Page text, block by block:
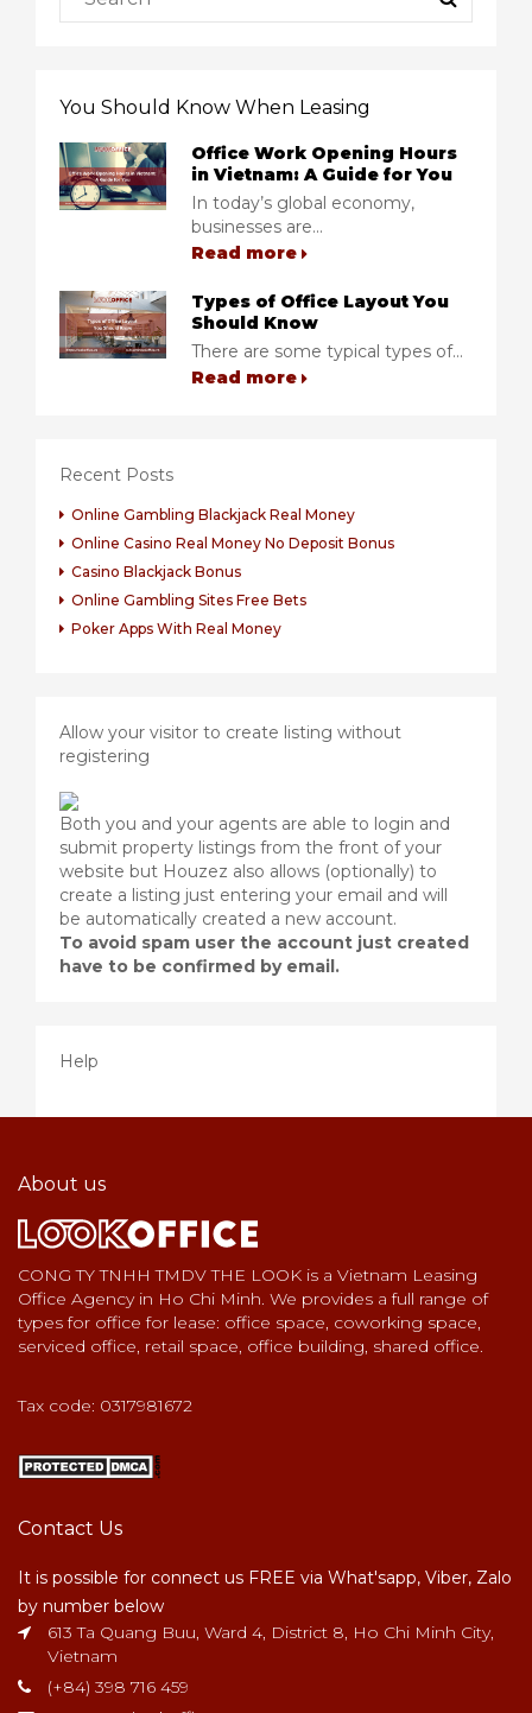
You Should Know When Leasing
Office Work Opening Hours
in Vietnam: A Guide for You
In today’s global economy,
businesses are...
Read more
Types of Office Layout You
Should Know
There are some typical types of...
Read more
Recent Posts
Online Gambling Blackjack Real Money
Online Casino Real Money No Deposit Bonus
Casino Blackjack Bonus
Online Gambling Sites Free Bets
Poker Apps With Real Money
Allow your visitor to create listing without
registering
Both you and your agents are able to login and
submit property listings from the front of your
website but Houzez also allows (optionally) to
create a listing just entering your email and will
be automatically created a new account.
To avoid spam user the account just created
have to be confirmed by email.
Help
About us
CONG TY TNHH TMDV THE LOOK is a Vietnam Leasing
Office Agency in Ho Chi Minh. We provides a full range of
types for office for lease: office space, coworking space,
serviced office, retail space, office building, shared office.
Tax code: 0317981672
Contact Us
It is possible for connect us FREE via What'sapp, Viber, Zalo
by number below
613 Ta Quang Buu, Ward 4, District 8, Ho Chi Minh City,
Vietnam
(+84) 398 716 459